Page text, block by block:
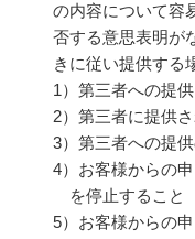
の内容について容
否する意思表明が
きに従い提供する
1）第三者への提
2）第三者に提供
3）第三者への提
4）お客様からの
を停止すること
5）お客様からの